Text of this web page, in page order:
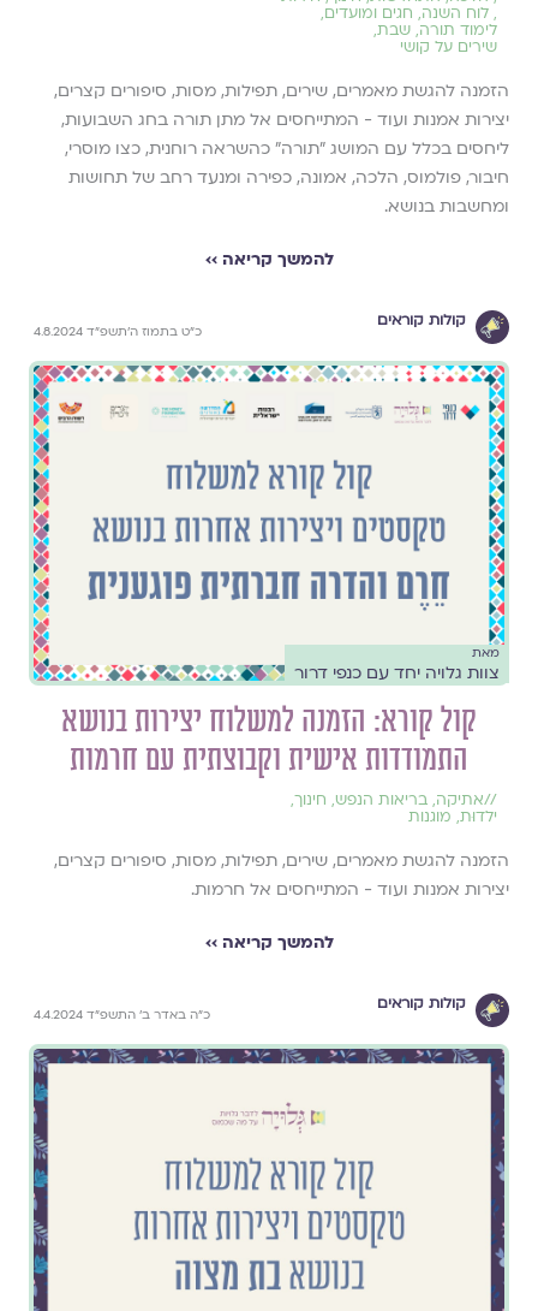
, לוח השנה, חגים ומועדים,
לימוד תורה, שבת,
שירים על קושי
הזמנה להגשת מאמרים, שירים, תפילות, מסות, סיפורים קצרים,
יצירות אמנות ועוד - המתייחסים אל מתן תורה בחג השבועות,
ליחסים בכלל עם המושג ״תורה״ כהשראה רוחנית, כצו מוסרי,
חיבור, פולמוס, הלכה, אמונה, כפירה ומנעד רחב של תחושות
ומחשבות בנושא.
להמשך קריאה ››
קולות קוראים
כ״ט בתמוז ה׳תשפ״ד 4.8.2024
מאת
צוות גלויה יחד עם כנפי דרור
קול קורא: הזמנה למשלוח יצירות בנושא
התמודדות אישית וקבוצתית עם חרמות
//אתיקה, בריאות הנפש, חינוך,
ילדוּת, מוגנות
הזמנה להגשת מאמרים, שירים, תפילות, מסות, סיפורים קצרים,
יצירות אמנות ועוד - המתייחסים אל חרמות.
להמשך קריאה ››
קולות קוראים
כ״ה באדר ב׳ התשפ״ד 4.4.2024